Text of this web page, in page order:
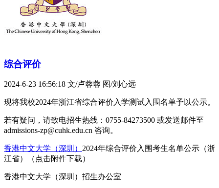
综合评价
2024-6-23 16:56:18 文/卢蓉蓉 图/刘心远
现将我校2024年浙江省综合评价入学测试入围名单予以公示。
若有疑问，请致电招生热线：0755-84273500 或发送邮件至
admissions-zp@cuhk.edu.cn 咨询。
香港中文大学（深圳） 2024年综合评价入围考生名单公示（浙
江省）（点击附件下载）
香港中文大学（深圳）招生办公室